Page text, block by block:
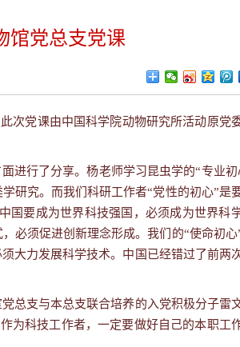
馆党总支党课
次党课由中国科学院动物研究所活动原党
进行了分享。杨老师学习昆虫学的“专业初
研究。而我们科研工作者“党性的初心”是
国要成为世界科技强国，必须成为世界科
必须促进创新理念形成。我们的“使命初心
大力发展科学技术。中国已经错过了前两
总支与本总支联合培养的入党积极分子雷
为科技工作者，一定要做好自己的本职工作